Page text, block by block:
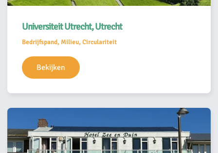
Universiteit Utrecht, Utrecht
Bedrijfspand, Milieu, Circulariteit
Bekijken